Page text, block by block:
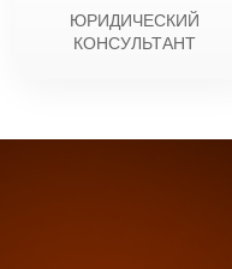
ЮРИДИЧЕСКИЙ
КОНСУЛЬТАНТ